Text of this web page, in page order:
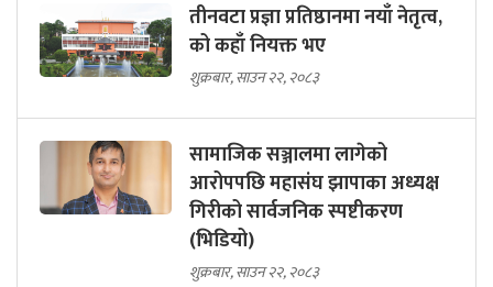
तीनवटा प्रज्ञा प्रतिष्ठानमा नयाँ नेतृत्व,
को कहाँ नियक्त भए
शुक्रबार, साउन २२, २०८३
सामाजिक सञ्जालमा लागेको
आरोपपछि महासंघ झापाका अध्यक्ष
गिरीको सार्वजनिक स्पष्टीकरण
(भिडियो)
शुक्रबार, साउन २२, २०८३